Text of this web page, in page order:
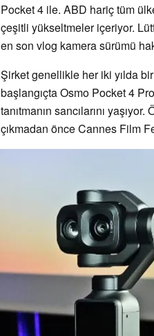
Pocket 4 ile. ABD hariç tüm
çeşitli yükseltmeler içeriyor.
en son vlog kamera sürümü
Şirket genellikle her iki yılda
başlangıçta Osmo Pocket 4
tanıtmanın sancılarını
çıkmadan önce Cannes Film